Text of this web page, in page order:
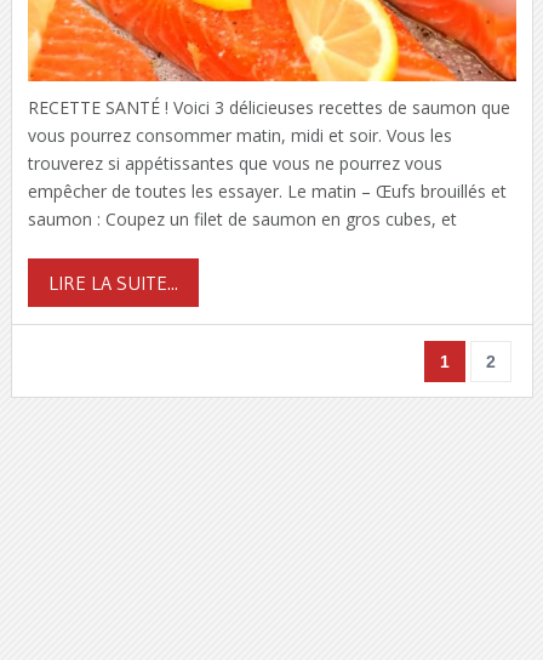
RECETTE SANTÉ ! Voici 3 délicieuses recettes de saumon que
vous pourrez consommer matin, midi et soir. Vous les
trouverez si appétissantes que vous ne pourrez vous
empêcher de toutes les essayer. Le matin – Œufs brouillés et
saumon : Coupez un filet de saumon en gros cubes, et
LIRE LA SUITE...
1 2